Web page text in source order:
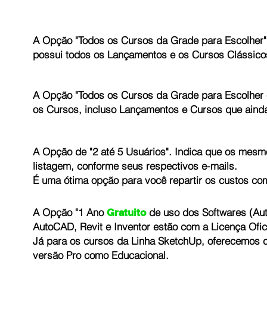
A Opção "Todos os Cursos da Grade para
possui todos os Lançamentos e os Cursos
A Opção "Todos os Cursos da Grade para
os Cursos, incluso Lançamentos e Cursos que
A Opção de "2 até 5 Usuários". Indica que os
listagem, conforme seus respectivos e-mails.
É uma ótima opção para você repartir os custos
A Opção "1 Ano Gratuitode uso dos Softwares
AutoCAD, Revit e Inventor estão com a Licença
Já para os cursos da Linha SketchUp,
versão Pro como Educacional.